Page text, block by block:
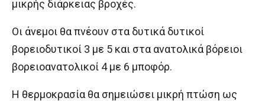
μικρής διάρκειας βροχές.
Οι άνεμοι θα πνέουν στα δυτικά δυτικοί
βορειοδυτικοί 3 με 5 και στα ανατολικά βόρειοι
βορειοανατολικοί 4 με 6 μποφόρ.
Η θερμοκρασία θα σημειώσει μικρή πτώση ως